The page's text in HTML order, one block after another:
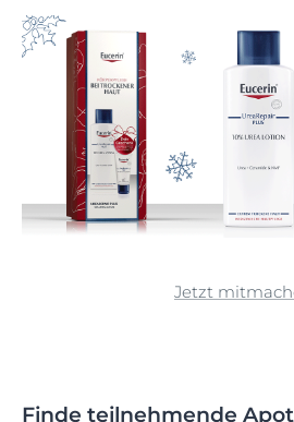
Jetzt
Finde teilnehmende